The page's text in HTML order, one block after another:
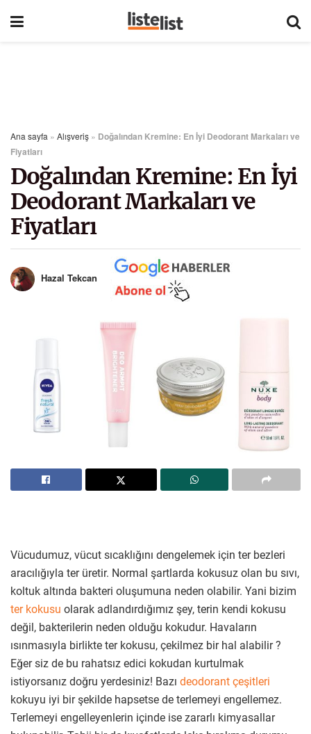
Ana sayfa » Alışveriş » Doğalından Kremine: En İyi Deodorant Markaları ve
Fiyatları
Doğalından Kremine: En İyi
Deodorant Markaları ve
Fiyatları
Hazal Tekcan
Vücudumuz, vücut sıcaklığını dengelemek için ter bezleri
aracılığıyla ter üretir. Normal şartlarda kokusuz olan bu sıvı,
koltuk altında bakteri oluşumuna neden olabilir. Yani bizim
ter kokusu olarak adlandırdığımız şey, terin kendi kokusu
değil, bakterilerin neden olduğu kokudur. Havaların
ısınmasıyla birlikte ter kokusu, çekilmez bir hal alabilir ?
Eğer siz de bu rahatsız edici kokudan kurtulmak
istiyorsanız doğru yerdesiniz! Bazı deodorant çeşitleri
kokuyu iyi bir şekilde hapsetse de terlemeyi engellemez.
Terlemeyi engelleyenlerin içinde ise zararlı kimyasallar